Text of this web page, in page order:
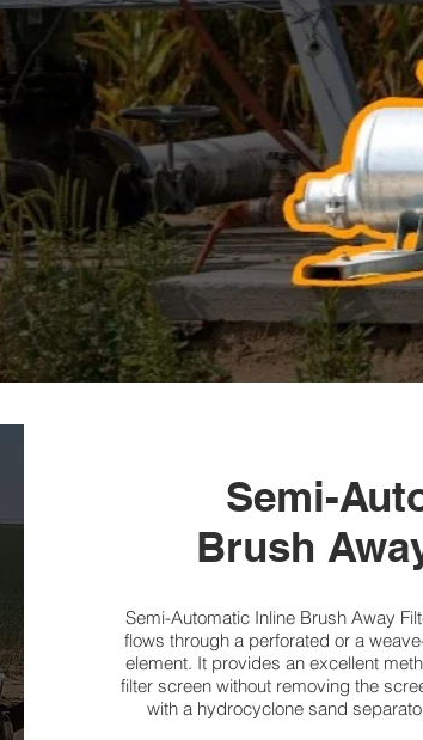
Semi-
Brush
Semi-Automatic Inline Brush Away
flows through a perforated or a
element. It provides an excellent
filter screen without removing the
with a hydrocyclone sand